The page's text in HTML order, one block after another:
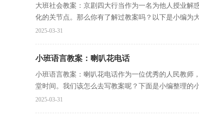
大班社会教案：京剧四大行当作为一名为他人授业解
化的关节点。那么你有了解过教案吗？以下是小编为
2025-03-31
小班语言教案：喇叭花电话
小班语言教案：喇叭花电话作为一位优秀的人民教师
堂时间。我们该怎么去写教案呢？下面是小编整理的
2025-03-31